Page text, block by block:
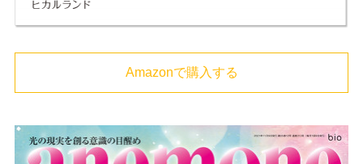
Amazonで購入する